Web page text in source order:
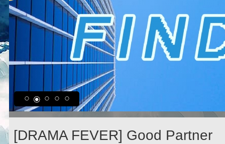
[DRAMA FEVER] Good Partner